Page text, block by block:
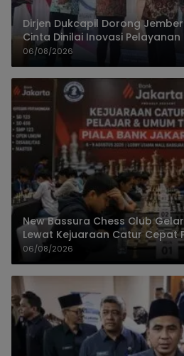
Dirjen Dukcapil Dorong
Cinta Dinilai Inovasi
06/08/2026
New Bassura Chess Club
Lewat Kejuaraan Catur Cepat
2026
06/08/2026